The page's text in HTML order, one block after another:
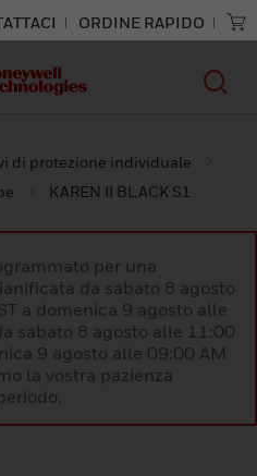
ORDINE RAPIDO
di protezione individuale
KAREN II BLACK S1
per una
da sabato 8 agosto
a domenica 9 agosto alle
sabato 8 agosto alle 11:00
9 agosto alle 09:00 AM
la vostra pazienza